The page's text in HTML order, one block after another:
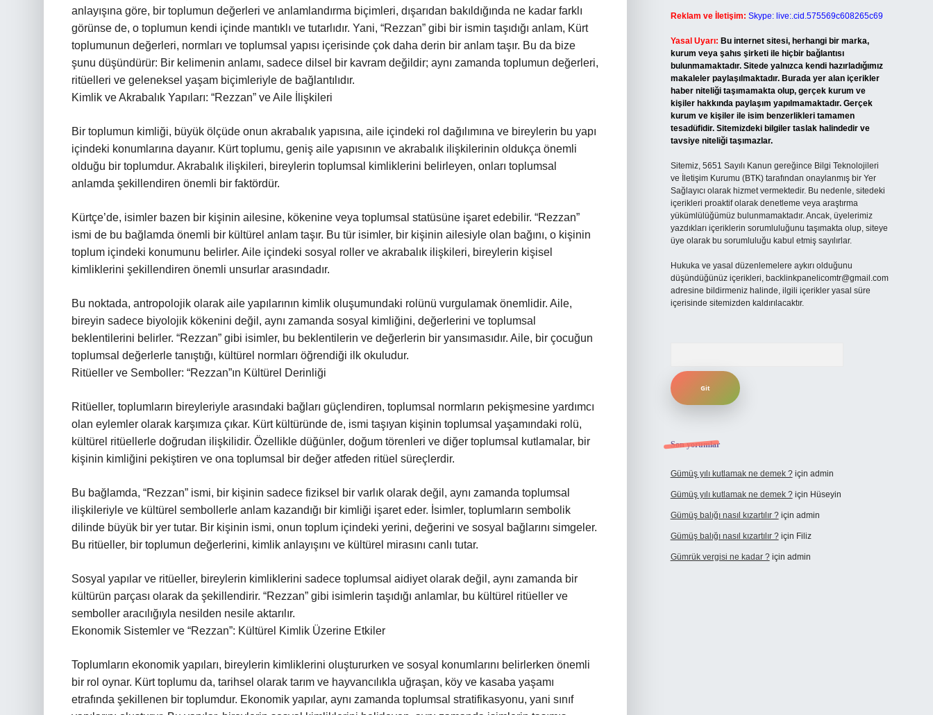
anlayışına göre, bir toplumun değerleri ve anlamlandırma biçimleri, dışarıdan bakıldığında ne kadar farklı
görünse de, o toplumun kendi içinde mantıklı ve tutarlıdır. Yani, “Rezzan” gibi bir ismin taşıdığı anlam, Kürt
toplumunun değerleri, normları ve toplumsal yapısı içerisinde çok daha derin bir anlam taşır. Bu da bize
şunu düşündürür: Bir kelimenin anlamı, sadece dilsel bir kavram değildir; aynı zamanda toplumun değerleri,
ritüelleri ve geleneksel yaşam biçimleriyle de bağlantılıdır.
Kimlik ve Akrabalık Yapıları: “Rezzan” ve Aile İlişkileri
Bir toplumun kimliği, büyük ölçüde onun akrabalık yapısına, aile içindeki rol dağılımına ve bireylerin bu yapı
içindeki konumlarına dayanır. Kürt toplumu, geniş aile yapısının ve akrabalık ilişkilerinin oldukça önemli
olduğu bir toplumdur. Akrabalık ilişkileri, bireylerin toplumsal kimliklerini belirleyen, onları toplumsal
anlamda şekillendiren önemli bir faktördür.
Kürtçe’de, isimler bazen bir kişinin ailesine, kökenine veya toplumsal statüsüne işaret edebilir. “Rezzan”
ismi de bu bağlamda önemli bir kültürel anlam taşır. Bu tür isimler, bir kişinin ailesiyle olan bağını, o kişinin
toplum içindeki konumunu belirler. Aile içindeki sosyal roller ve akrabalık ilişkileri, bireylerin kişisel
kimliklerini şekillendiren önemli unsurlar arasındadır.
Bu noktada, antropolojik olarak aile yapılarının kimlik oluşumundaki rolünü vurgulamak önemlidir. Aile,
bireyin sadece biyolojik kökenini değil, aynı zamanda sosyal kimliğini, değerlerini ve toplumsal
beklentilerini belirler. “Rezzan” gibi isimler, bu beklentilerin ve değerlerin bir yansımasıdır. Aile, bir çocuğun
toplumsal değerlerle tanıştığı, kültürel normları öğrendiği ilk okuludur.
Ritüeller ve Semboller: “Rezzan”ın Kültürel Derinliği
Ritüeller, toplumların bireyleriyle arasındaki bağları güçlendiren, toplumsal normların pekişmesine yardımcı
olan eylemler olarak karşımıza çıkar. Kürt kültüründe de, ismi taşıyan kişinin toplumsal yaşamındaki rolü,
kültürel ritüellerle doğrudan ilişkilidir. Özellikle düğünler, doğum törenleri ve diğer toplumsal kutlamalar, bir
kişinin kimliğini pekiştiren ve ona toplumsal bir değer atfeden ritüel süreçlerdir.
Bu bağlamda, “Rezzan” ismi, bir kişinin sadece fiziksel bir varlık olarak değil, aynı zamanda toplumsal
ilişkileriyle ve kültürel sembollerle anlam kazandığı bir kimliği işaret eder. İsimler, toplumların sembolik
dilinde büyük bir yer tutar. Bir kişinin ismi, onun toplum içindeki yerini, değerini ve sosyal bağlarını simgeler.
Bu ritüeller, bir toplumun değerlerini, kimlik anlayışını ve kültürel mirasını canlı tutar.
Sosyal yapılar ve ritüeller, bireylerin kimliklerini sadece toplumsal aidiyet olarak değil, aynı zamanda bir
kültürün parçası olarak da şekillendirir. “Rezzan” gibi isimlerin taşıdığı anlamlar, bu kültürel ritüeller ve
semboller aracılığıyla nesilden nesile aktarılır.
Ekonomik Sistemler ve “Rezzan”: Kültürel Kimlik Üzerine Etkiler
Toplumların ekonomik yapıları, bireylerin kimliklerini oluştururken ve sosyal konumlarını belirlerken önemli
bir rol oynar. Kürt toplumu da, tarihsel olarak tarım ve hayvancılıkla uğraşan, köy ve kasaba yaşamı
etrafında şekillenen bir toplumdur. Ekonomik yapılar, aynı zamanda toplumsal stratifikasyonu, yani sınıf
Reklam ve İletişim: Skype: live:.cid.575569c608265c69
Yasal Uyarı: Bu internet sitesi, herhangi bir marka,
kurum veya şahıs şirketi ile hiçbir bağlantısı
bulunmamaktadır. Sitede yalnızca kendi hazırladığımız
makaleler paylaşılmaktadır. Burada yer alan içerikler
haber niteliği taşımamakta olup, gerçek kurum ve
kişiler hakkında paylaşım yapılmamaktadır. Gerçek
kurum ve kişiler ile isim benzerlikleri tamamen
tesadüfidir. Sitemizdeki bilgiler taslak halindedir ve
tavsiye niteliği taşımazlar.
Sitemiz, 5651 Sayılı Kanun gereğince Bilgi Teknolojileri
ve İletişim Kurumu (BTK) tarafından onaylanmış bir Yer
Sağlayıcı olarak hizmet vermektedir. Bu nedenle, sitedeki
içerikleri proaktif olarak denetleme veya araştırma
yükümlülüğümüz bulunmamaktadır. Ancak, üyelerimiz
yazdıkları içeriklerin sorumluluğunu taşımakta olup, siteye
üye olarak bu sorumluluğu kabul etmiş sayılırlar.
Hukuka ve yasal düzenlemelere aykırı olduğunu
düşündüğünüz içerikleri, backlinkpanelicomtr@gmail.com
adresine bildirmeniz halinde, ilgili içerikler yasal süre
içerisinde sitemizden kaldırılacaktır.
Son yorumlar
Gümüş yılı kutlamak ne demek ?için admin
Gümüş yılı kutlamak ne demek ?için Hüseyin
Gümüş balığı nasıl kızartılır ?için admin
Gümüş balığı nasıl kızartılır ?için Filiz
Gümrük vergisi ne kadar ?için admin